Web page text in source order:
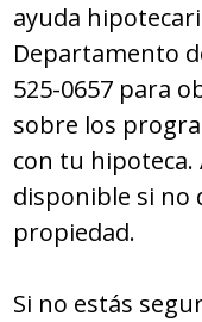
ayuda
Departamento
525-0657 para
sobre los
con tu hipoteca.
disponible si no
propiedad.
Si no estás